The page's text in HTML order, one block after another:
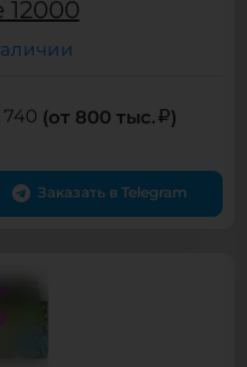
12000
(от 800 тыс. )
Заказать в Telegram